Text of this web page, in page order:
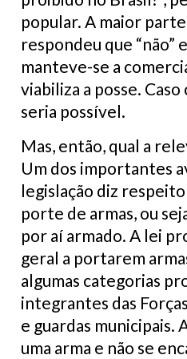
popular. A maior
respondeu que “não”
manteve-se a
viabiliza a posse.
seria possível.
Mas, então, qual a
Um dos importantes
legislação diz
porte de armas, ou
por aí armado. A lei
geral a portarem
algumas categorias
integrantes das
e guardas municipais.
uma arma e não se